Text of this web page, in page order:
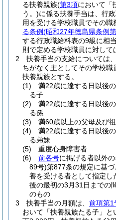
る扶養親族(第3項において「
う。)に係る扶養手当は、行
用を受ける学校職員でその職
る条例(昭和27年徳島県条例
する行政職給料表の9級に相
則で定める学校職員に対して
2
扶養手当の支給については
ちがなく主としてその学校
扶養親族とする。
(1)
満22歳に達する日以後
る子
(2)
満22歳に達する日以後
る孫
(3)
満60歳以上の父母及び
(4)
満22歳に達する日以後
る弟妹
(5)
重度心身障害者
(6)
前各号に掲げる者以外
89号)第877条の規定に基
養を受ける者として指定し
後の最初の3月31日までの
のもの
3
扶養手当の月額は、 前項第1
おいて「扶養親族たる子」と